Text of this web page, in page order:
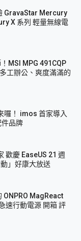
GravaStar Mercury
X 系列 輕量無線電
MSI MPG 491CQP
工辦公、爽度滿滿的
囉！ imos 首家導入
件品牌
歡慶 EaseUS 21 週
」好康大放送
ONPRO MagReact
速行動電源 開箱 評